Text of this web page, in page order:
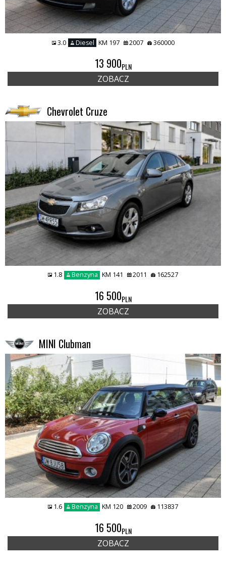
3.0 Diesel KM 197 2007 360000
13 900PLN
ZOBACZ
Chevrolet Cruze
1.8 Benzyna KM 141 2011 162527
16 500PLN
ZOBACZ
MINI Clubman
1.6 Benzyna KM 120 2009 113837
16 500PLN
ZOBACZ